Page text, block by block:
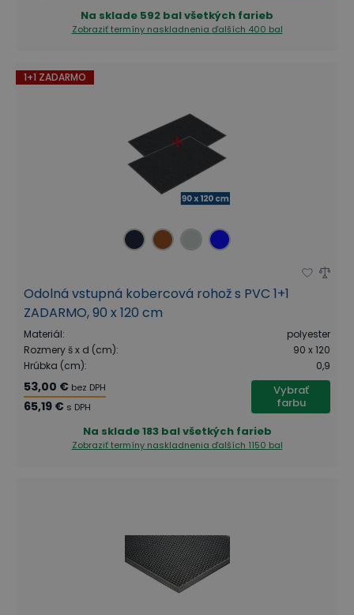
Na sklade 592 bal všetkých farieb
Zobraziť termíny naskladnenia ďalších 400 bal
1+1 ZADARMO
Odolná vstupná kobercová rohož s PVC 1+1
ZADARMO, 90 x 120 cm
Materiál:
polyester
Rozmery š x d (cm):
90 x 120
Hrúbka (cm): 0,9
53,00 € bez DPH
65,19 € s DPH
Vybrať
farbu
Na sklade183 bal všetkých farieb
Zobraziť termíny naskladnenia ďalších 1150 bal